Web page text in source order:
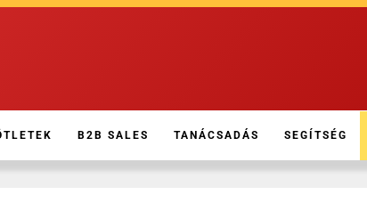
B2B SALES TANÁCSADÁS SEGÍTSÉG